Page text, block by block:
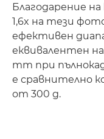
Благодарение
1,6x на тези
ефективен
еквивалентен
mm при
е сравнително
от 300 g.